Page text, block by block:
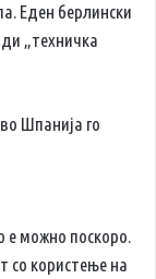
Еден берлински
„техничка
Шпанија го
можно поскоро.
со користење на